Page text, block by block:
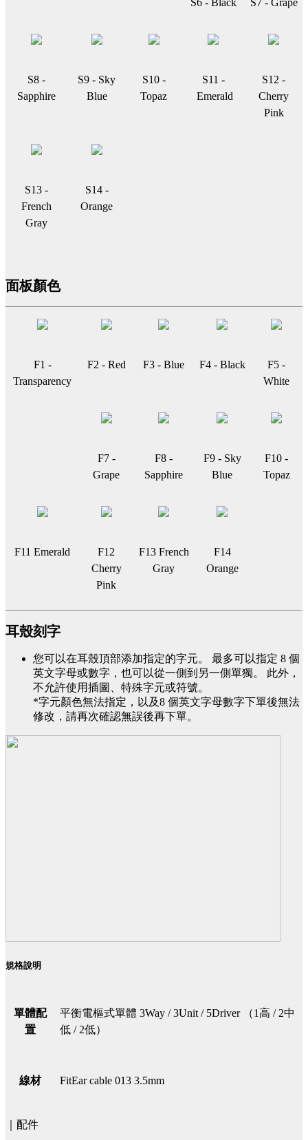
S8 -
Sapphire
S9 - Sky
Blue
S10 -
Topaz
S11 -
Emerald
S12 -
Cherry
Pink
S13 -
French
Gray
S14 -
Orange
面板顏色
F1 -
Transparency
F2 - Red F3 - Blue F4 - Black
F5 -
White
F7 -
Grape
F8 -
Sapphire
F9 - Sky
Blue
F10 -
Topaz
F11 Emerald
F12
Cherry
Pink
F13 French
Gray
F14
Orange
耳殼刻字
您可以在耳殼頂部添加指定的字元。 最多可以指定 8 個
英文字母或數字，也可以從一側到另一側單獨。 此外，
不允許使用插圖、特殊字元或符號。
*字元顏色無法指定，以及8 個英文字母數字下單後無法
修改，請再次確認無誤後再下單。
規格說明
單體配
置
平衡電樞式單體 3Way / 3Unit / 5Driver （1高 / 2中
低 / 2低）
線材 FitEar cable 013 3.5mm
｜配件